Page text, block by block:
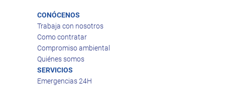
CONÓCENOS
Trabaja con nosotros
Como contratar
Compromiso ambiental
Quiénes somos
SERVICIOS
Emergencias 24H